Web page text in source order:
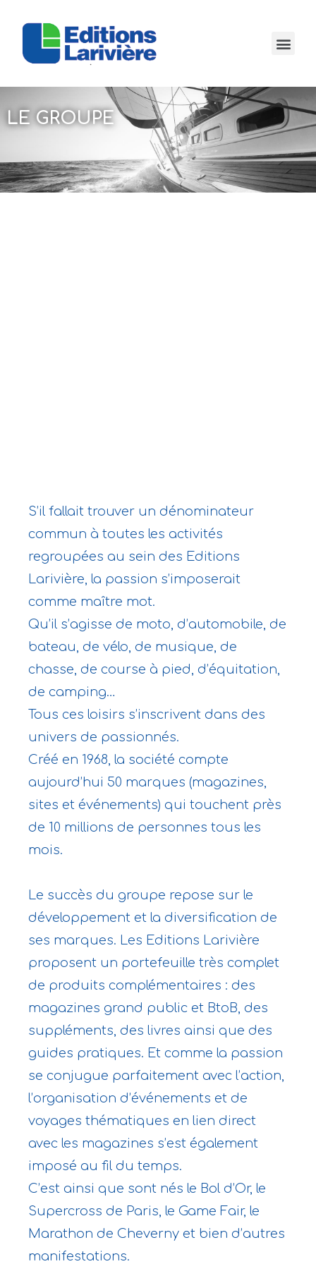
LE GROUPE
S’il fallait trouver un dénominateur
commun à toutes les activités
regroupées au sein des Editions
Larivière, la passion s’imposerait
comme maître mot.
Qu’il s’agisse de moto, d’automobile, de
bateau, de vélo, de musique, de
chasse, de course à pied, d’équitation,
de camping…
Tous ces loisirs s’inscrivent dans des
univers de passionnés.
Créé en 1968, la société compte
aujourd’hui 50 marques (magazines,
sites et événements) qui touchent près
de 10 millions de personnes tous les
mois.
Le succès du groupe repose sur le
développement et la diversification de
ses marques. Les Editions Larivière
proposent un portefeuille très complet
de produits complémentaires : des
magazines grand public et BtoB, des
suppléments, des livres ainsi que des
guides pratiques. Et comme la passion
se conjugue parfaitement avec l’action,
l’organisation d’événements et de
voyages thématiques en lien direct
avec les magazines s’est également
imposé au fil du temps.
C’est ainsi que sont nés le Bol d’Or, le
Supercross de Paris, le Game Fair, le
Marathon de Cheverny et bien d’autres
manifestations.